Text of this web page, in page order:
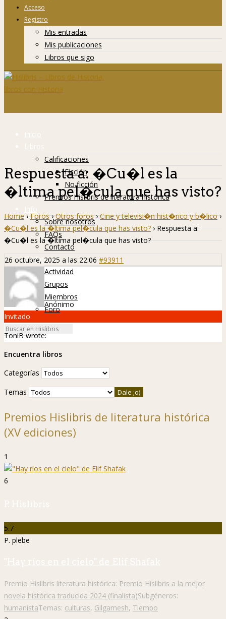
Acceso
Registro
Mis entradas
Mis publicaciones
Libros que sigo
Inicio
Libros
Calificaciones
Ficción
No ficción
Premios Hislibris de literatura histórica
Info
Sobre nosotros
FAQs
Contacto
Hislibreños
Actividad
Grupos
Miembros
Foro
Respuesta a: �Cu�l es la
�ltima pel�cula que has visto?
Home › Foros › Otros foros › Cine y televisi�n hist�rico y b�lico ›
�Cu�l es la �ltima pel�cula que has visto? › Respuesta a:
�Cu�l es la �ltima pel�cula que has visto?
26 octubre, 2025 a las 22:06 #93911
Anónimo
Invitado
ToniB wrote:
Encuentra libros
Categorías
Temas
Premios Hislibris de literatura histórica
(XV ediciones)
1
6
P. Hislibris
5.7
P. plebe
"Hay ríos en el cielo" de Elif Shafak
Premio Hislibris literatura histórica: Premio Hislibris a la mejor
novela histórica traducida 2024 (finalista)Subgéneros:
humanistaTemas: culturas, Gilgamesh, Tiempo